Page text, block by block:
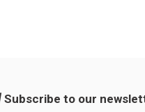
Subscribe to our